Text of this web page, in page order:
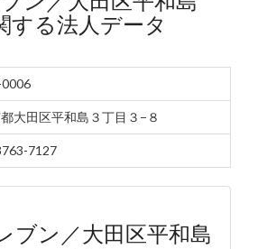
する法人データ
大田区平和島３丁目３−８
7127
ブン／大田区平和島